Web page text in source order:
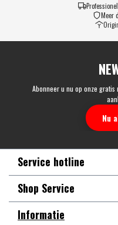
Meer
Abonneer u nu op onze
Nu
Service hotline
Shop Service
Informatie